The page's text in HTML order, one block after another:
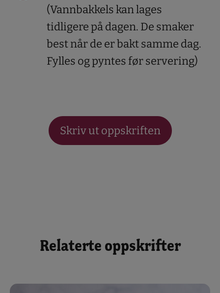
(Vannbakkels kan lages
tidligere på dagen. De smaker
best når de er bakt samme dag.
Fylles og pyntes før servering)
Skriv ut oppskriften
Relaterte oppskrifter